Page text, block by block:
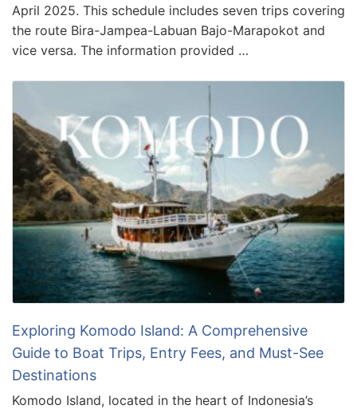
April 2025. This schedule includes seven trips covering
the route Bira-Jampea-Labuan Bajo-Marapokot and
vice versa. The information provided …
Exploring Komodo Island: A Comprehensive
Guide to Boat Trips, Entry Fees, and Must-See
Destinations
Komodo Island, located in the heart of Indonesia’s